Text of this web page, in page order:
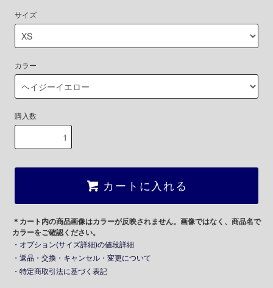
サイズ
カラー
購入数
カートに入れる
＊カート内の商品画像はカラーが反映されません。画像ではなく、商品名で
カラーをご確認ください。
・オプション(サイズ詳細)の値段詳細
・返品・交換・キャンセル・変更について
・特定商取引法に基づく表記